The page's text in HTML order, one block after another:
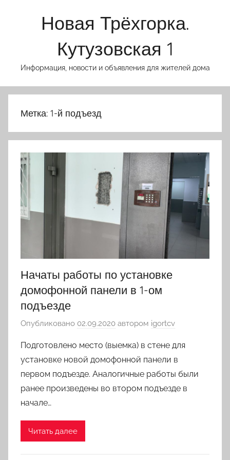
Новая Трёхгорка.
Кутузовская 1
Информация, новости и объявления для жителей дома
Метка: 1-й подъезд
Начаты работы по установке
домофонной панели в 1-ом
подъезде
Опубликовано 02.09.2020 автором igortcv
Подготовлено место (выемка) в стене для
установке новой домофонной панели в
первом подъезде. Аналогичные работы были
ранее произведены во втором подъезде в
начале…
Читать далее